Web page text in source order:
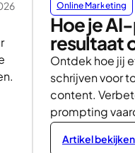
Online Marketing
Hoe je
resultaat
Ontdek hoe jij
schrijven voor
content.
prompting
Artikel bekijken